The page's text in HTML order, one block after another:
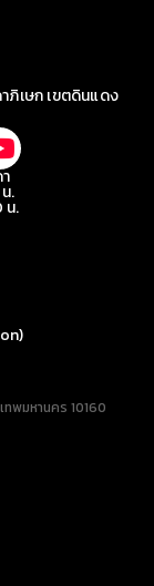
ภิเษก เขตดินแดง
.
น.
พมหานคร 10160